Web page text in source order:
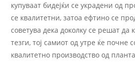
купуваат бидејќи се украдени од
се квалитетни, затоа ефтино се
советува дека доколку се решат да
тезги, тој самиот од утре ќе почне
квалитетно производство од